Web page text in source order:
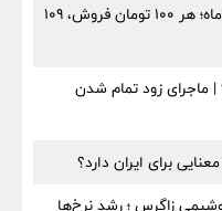
زیان ۲۲.۵ همتی ایران‌خودرو در سه ماه؛ هر ۱۰۰ تومان فروش، ۱۰۹
ماجرای زود تمام شدن
برای ایران دارد؟
زاگرس ؛ رشد نرخ‌ها